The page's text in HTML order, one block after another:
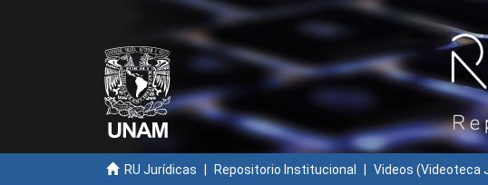
RU Jurídicas Repositorio Institucional Videos (Videoteca